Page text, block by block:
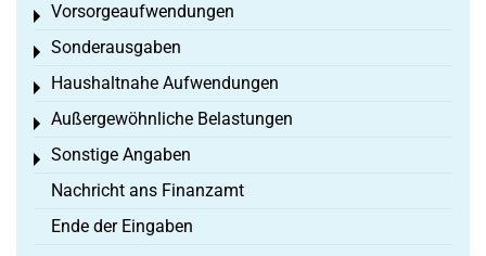
Vorsorgeaufwendungen
Toggle menu
Sonderausgaben
Toggle menu
Haushaltnahe Aufwendungen
Toggle menu
Außergewöhnliche Belastungen
Toggle menu
Sonstige Angaben
Toggle menu
Nachricht ans Finanzamt
Ende der Eingaben